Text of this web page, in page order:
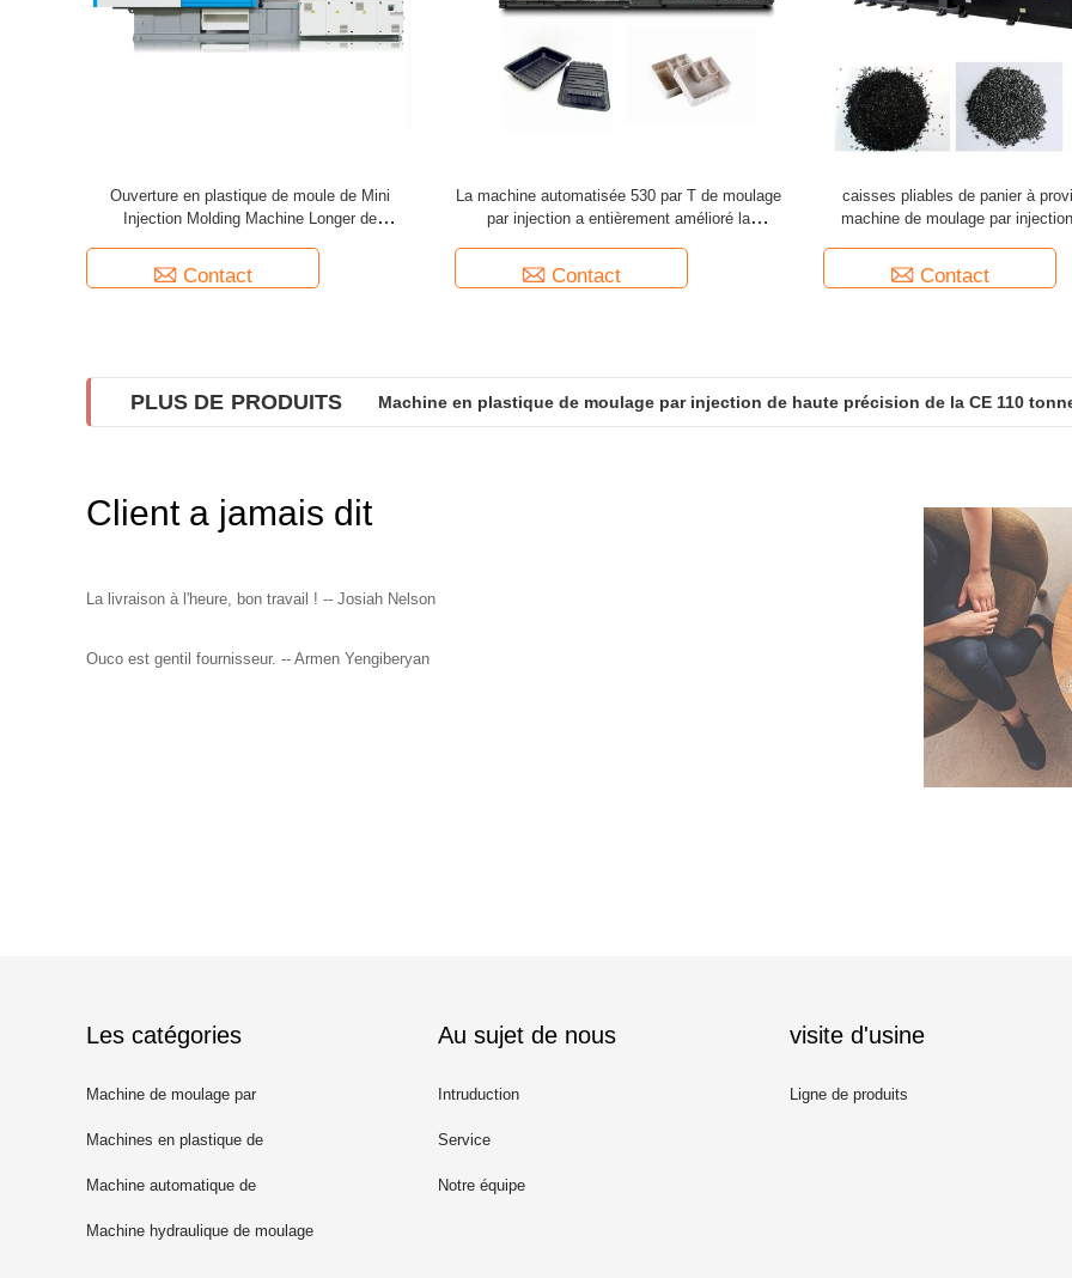
Ouverture en plastique de moule de Mini
Injection Molding Machine Longer de
Contact
La machine automatisée 530 par T de moulage
par injection a entièrement amélioré la
Contact
caisses pliables de panier à
machine de moulage par
Contact
PLUS DE PRODUITS Machine en plastique de moulage par injection de haute précision de la CE 110
Client a jamais dit
La livraison à l'heure, bon travail ! -- Josiah Nelson
Ouco est gentil fournisseur. -- Armen Yengiberyan
Les catégories
Machine de moulage par
injection de seau
Machines en plastique de
moulage par injection
Machine automatique de
moulage par injection
Machine hydraulique de moulage
Au sujet de nous
Intruduction
Service
Notre équipe
visite d'usine
Ligne de produits